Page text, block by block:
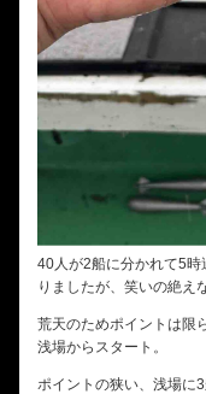
40人が2船に分かれて5
りましたが、笑いの絶え
荒天のためポイントは限
浅場からスタート。
ポイントの狭い、浅場に